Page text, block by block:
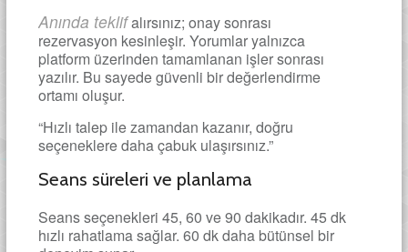
Anında teklifalırsınız; onay sonrası
rezervasyon kesinleşir. Yorumlar yalnızca
platform üzerinden tamamlanan işler sonrası
yazılır. Bu sayede güvenli bir değerlendirme
ortamı oluşur.
“Hızlı talep ile zamandan kazanır, doğru
seçeneklere daha çabuk ulaşırsınız.”
Seans süreleri ve planlama
Seans seçenekleri 45, 60 ve 90 dakikadır. 45 dk
hızlı rahatlama sağlar. 60 dk daha bütünsel bir